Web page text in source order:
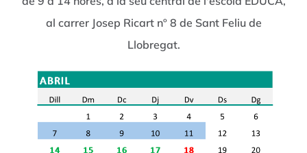
al carrer Josep Ricart nº 8 de Sant Feliu de
Llobregat.